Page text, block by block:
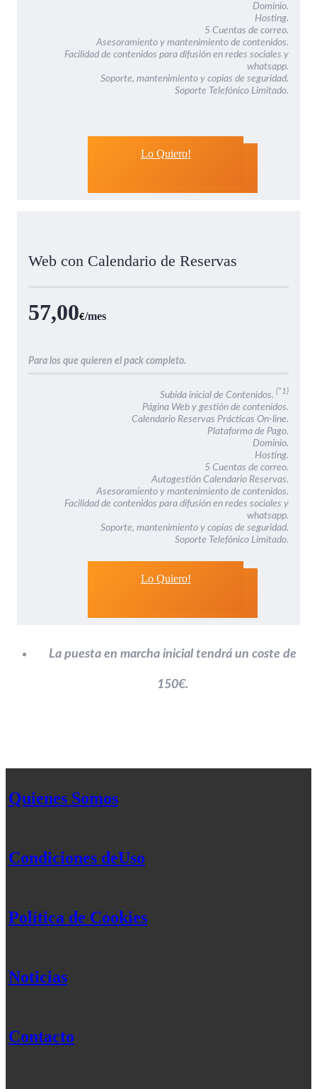
Dominio.
Hosting.
5 Cuentas de correo.
Asesoramiento y mantenimiento de contenidos.
Facilidad de contenidos para difusión en redes sociales y
whatsapp.
Soporte, mantenimiento y copias de seguridad.
Soporte Telefónico Limitado.
Lo Quiero!
Web con Calendario de Reservas
57,00€/mes
Para los que quieren el pack completo.
Subida inicial de Contenidos. (*1)
Página Web y gestión de contenidos.
Calendario Reservas Prácticas On-line.
Plataforma de Pago.
Dominio.
Hosting.
5 Cuentas de correo.
Autogestión Calendario Reservas.
Asesoramiento y mantenimiento de contenidos.
Facilidad de contenidos para difusión en redes sociales y
whatsapp.
Soporte, mantenimiento y copias de seguridad.
Soporte Telefónico Limitado.
Lo Quiero!
La puesta en marcha inicial tendrá un coste de
150€.
Quienes Somos
Condiciones deUso
Política de Cookies
Noticias
Contacto